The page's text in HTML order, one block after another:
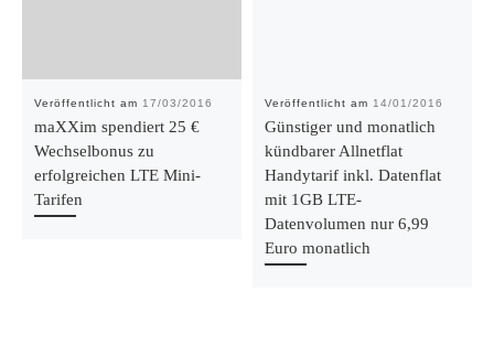
Veröffentlicht am 17/03/2016
maXXim spendiert 25 €
Wechselbonus zu
erfolgreichen LTE Mini-
Tarifen
Veröffentlicht am 14/01/2016
Günstiger und monatlich
kündbarer Allnetflat
Handytarif inkl. Datenflat
mit 1GB LTE-
Datenvolumen nur 6,99
Euro monatlich